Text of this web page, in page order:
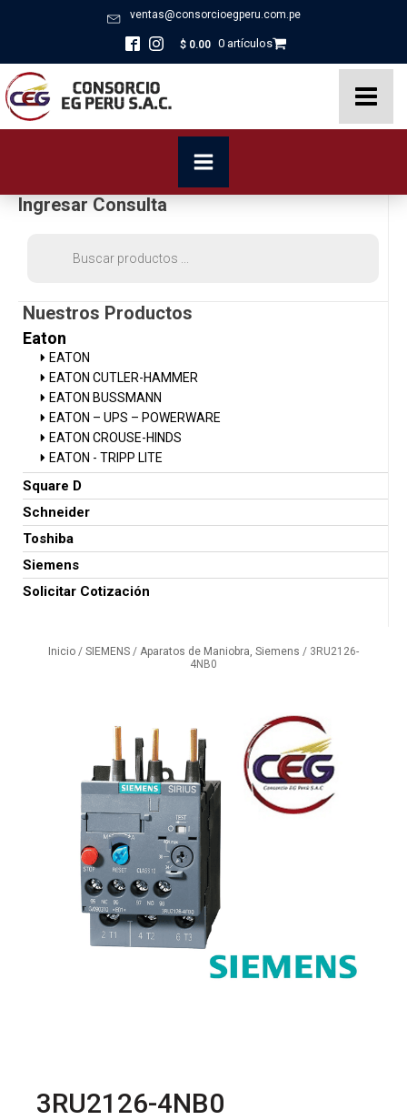
ventas@consorcioegperu.com.pe
$ 0.00 0 artículos
Ingresar Consulta
Nuestros Productos
Eaton
EATON
EATON CUTLER-HAMMER
EATON BUSSMANN
EATON – UPS – POWERWARE
EATON CROUSE-HINDS
EATON - TRIPP LITE
Square D
Schneider
Toshiba
Siemens
Solicitar Cotización
Inicio / SIEMENS / Aparatos de Maniobra, Siemens / 3RU2126-
4NB0
3RU2126-4NB0